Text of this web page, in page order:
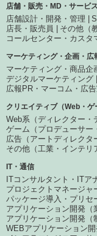
店舗・販売・MD・サービ
店舗設計・開発・管理
店長・販売員
その他（
コールセンター・カスタ
マーケティング・企画・広
マーケティング・商品企
デジタルマーケティング
広報PR・マーコム・広
クリエイティブ（Web・ゲ
Web系（ディレクター・
ゲーム（プロデューサー
広告（アートディレクタ
その他（工業・インテリ
IT・通信
ITコンサルタント・ITア
プロジェクトマネージャ
パッケージ導入・プリセ
アプリケーション開発（
アプリケーション開発（
WEBアプリケーション開